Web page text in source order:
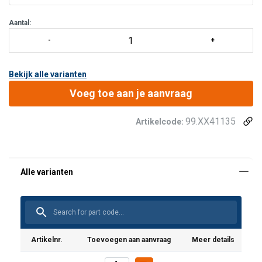
Aantal:
Bekijk alle varianten
Voeg toe aan je aanvraag
Artikelcode: 99.XX41135
Artikelnr. Toevoegen aan aanvraag Meer details